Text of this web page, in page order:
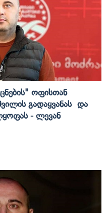
Ოფისთან
Გადაყვანას Და
- Ლევან